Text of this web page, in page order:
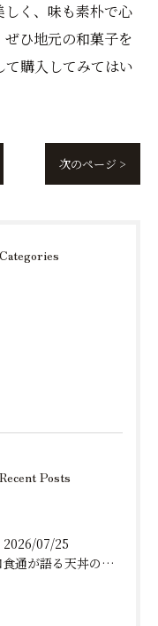
く、味も素朴で心
ひ地元の和菓子を
購入してみてはい
次のページ >
Categories
Recent Posts
2026/07/25
和食通が語る天丼の発祥と歴史から食べ方まで奥深い魅力を徹底解説